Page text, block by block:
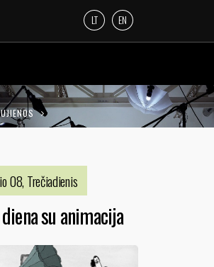
LT EN
08, Trečiadienis
su animacija